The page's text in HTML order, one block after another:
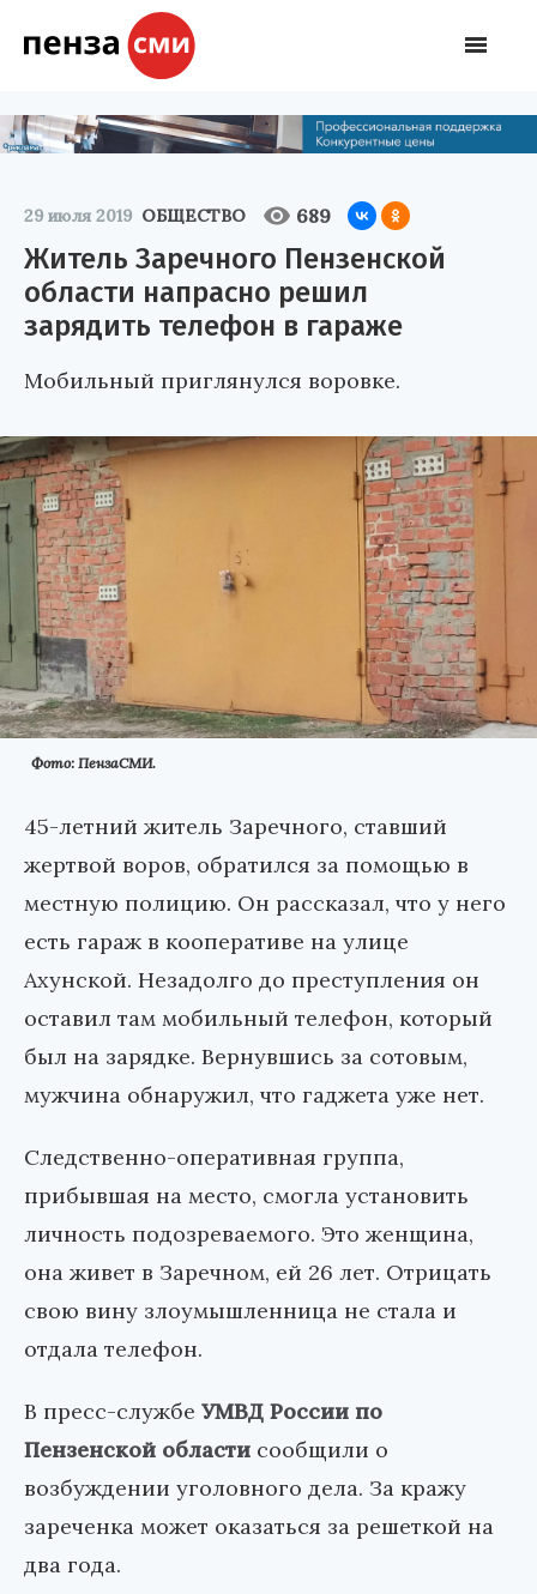
29 июля 2019 ОБЩЕСТВО 689
Житель Заречного Пензенской
области напрасно решил
зарядить телефон в гараже
Мобильный приглянулся воровке.
Фото: ПензаСМИ.
45-летний житель Заречного, ставший
жертвой воров, обратился за помощью в
местную полицию. Он рассказал, что у него
есть гараж в кооперативе на улице
Ахунской. Незадолго до преступления он
оставил там мобильный телефон, который
был на зарядке. Вернувшись за сотовым,
мужчина обнаружил, что гаджета уже нет.
Следственно-оперативная группа,
прибывшая на место, смогла установить
личность подозреваемого. Это женщина,
она живет в Заречном, ей 26 лет. Отрицать
свою вину злоумышленница не стала и
отдала телефон.
В пресс-службе УМВД России по
Пензенской области сообщили о
возбуждении уголовного дела. За кражу
зареченка может оказаться за решеткой на
два года.